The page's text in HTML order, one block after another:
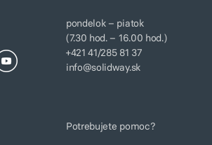
pondelok – piatok
(7.30 hod. – 16.00 hod.)
+421 41/285 81 37
info@solidway.sk
Potrebujete pomoc?